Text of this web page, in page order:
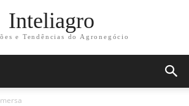
Inteliagro
e Tendências do Agronegócio